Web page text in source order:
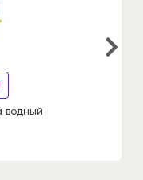
водный